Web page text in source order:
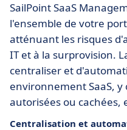
SailPoint SaaS
l'ensemble de votre
atténuant les risques
IT et à la surprovision.
centraliser et
environnement SaaS,
autorisées ou
Centralisation et